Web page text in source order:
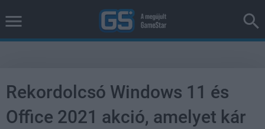
Rekordolcsó Windows 11 és
Office 2021 akció, amelyet kár